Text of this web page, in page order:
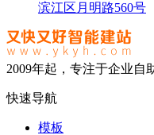
滨江区月明路560号
2009年起，专注于企业自
快速导航
模板